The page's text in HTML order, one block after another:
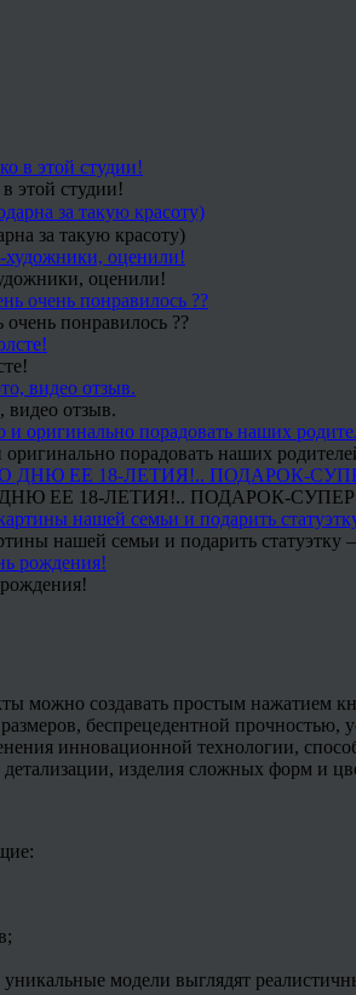
этой студии!
за такую красоту)
оценили!
понравилось ??
отзыв.
порадовать наших
ЕЕ 18-ЛЕТИЯ!.. ПОДАРОК-
нашей семьи и подарить
можно создавать простым нажатием
беспрецедентной
инновационной технологии,
изделия сложных форм и
уникальные модели выглядят